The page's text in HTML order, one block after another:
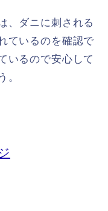
、ダニに刺される
ているのを確認で
いるので安心して
。